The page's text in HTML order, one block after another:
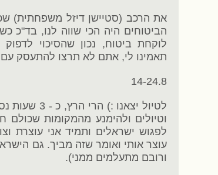
הביטוחים היה הכי שווה לנו, בד"כ
לוקחת ביטוח, נכון שהסיכוי
תאמינו לי, אתם לא תרצו להתעסק
14-24.8
לטיול
וטיולים ולהימנע מהמקומות
לפגוש ישראלים ותמיד אני עוצרת
עוצר אותי ואומר שזה מביך. גם
ורובם מתעלמים ממני).